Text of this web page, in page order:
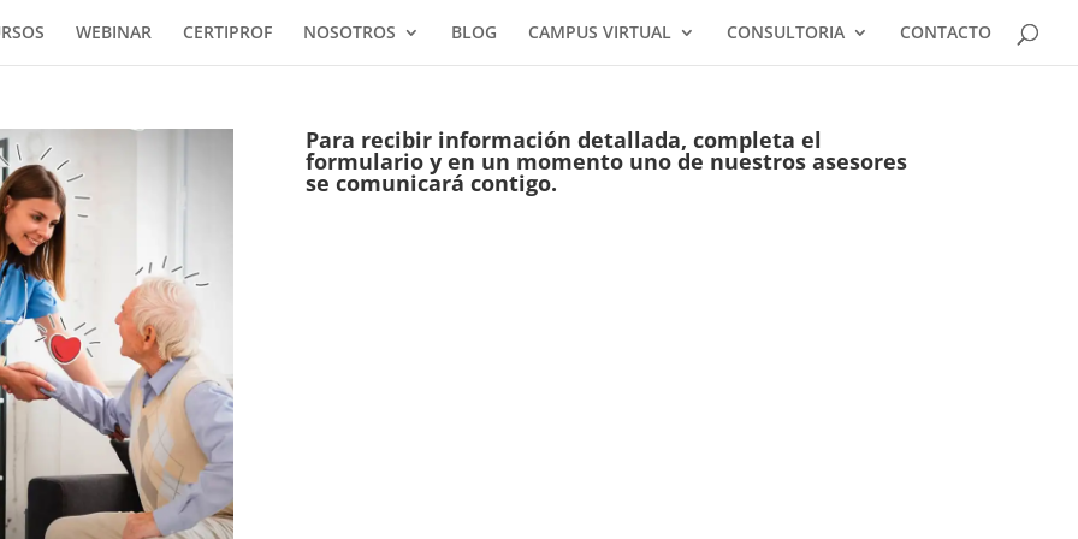
WEBINAR CERTIPROF NOSOTROS BLOG CAMPUS VIRTUAL CONSULTORIA CONTACTO
Para recibir información detallada, completa el
formulario y en un momento uno de nuestros asesores
se comunicará contigo.